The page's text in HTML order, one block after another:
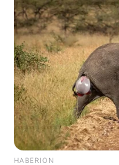
ANGOSTURA -
TRÁNSITO
ALERTA PAISA
NOTICIAS
HABERION